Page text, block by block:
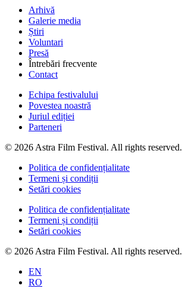
Arhivă
Galerie media
Știri
Voluntari
Presă
Întrebări frecvente
Contact
Echipa festivalului
Povestea noastră
Juriul ediției
Parteneri
© 2026 Astra Film Festival. All rights reserved.
Politica de confidențialitate
Termeni și condiții
Setări cookies
Politica de confidențialitate
Termeni și condiții
Setări cookies
© 2026 Astra Film Festival. All rights reserved.
EN
RO